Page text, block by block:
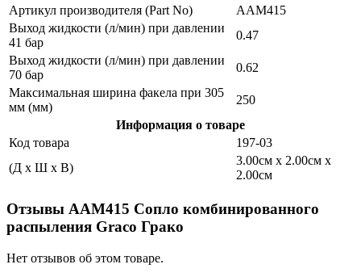
Артикул производителя (Part No)
AAM415
Выход жидкости (л/мин) при давлении
41 бар
0.47
Выход жидкости (л/мин) при давлении
70 бар
0.62
Максимальная ширина факела при 305
мм (мм)
250
Информация о товаре
Код товара
197-03
(Д x Ш x В)
3.00см x 2.00см x
2.00см
Отзывы AAM415 Сопло комбинированного
распыления Graco Грако
Нет отзывов об этом товаре.